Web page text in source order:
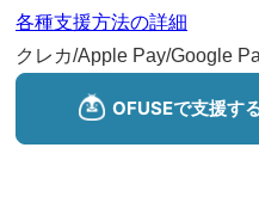
各種支援方法の詳細
クレカ/Apple Pay/Google